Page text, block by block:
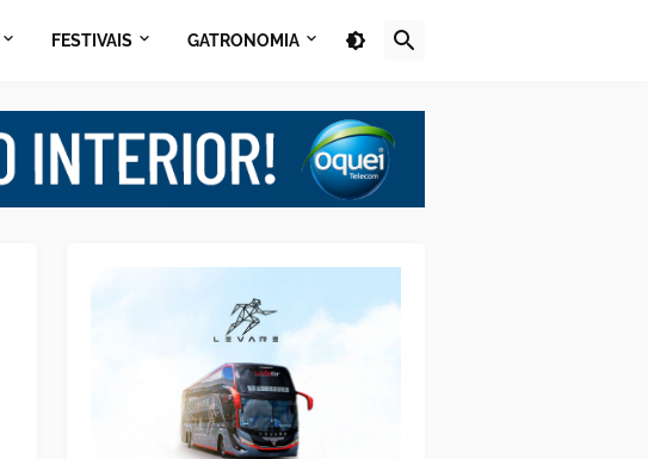
FESTIVAIS GATRONOMIA